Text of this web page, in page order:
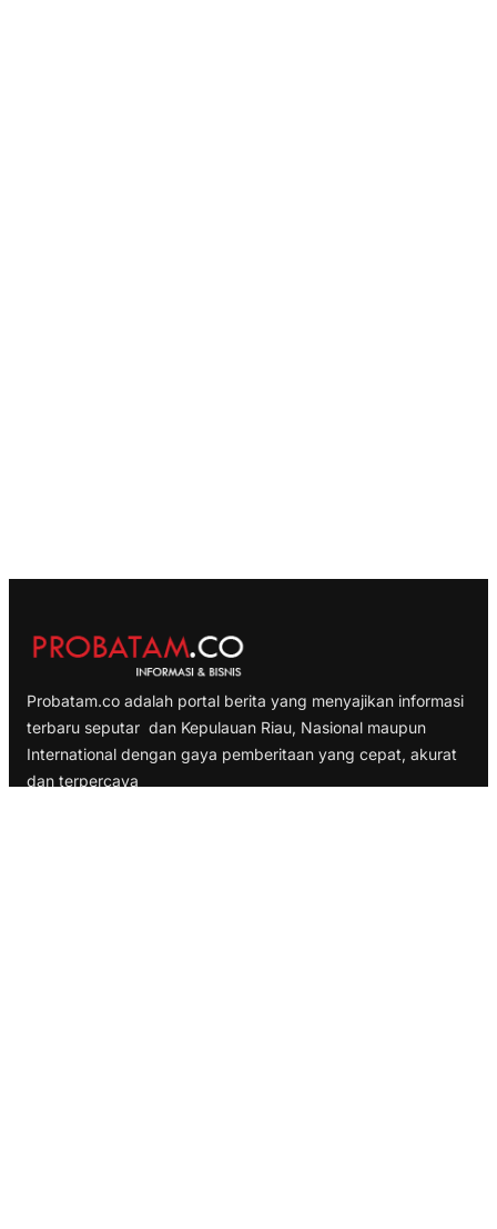
Probatam.co adalah portal berita yang menyajikan informasi
terbaru seputar dan Kepulauan Riau, Nasional maupun
International dengan gaya pemberitaan yang cepat, akurat
dan terpercaya